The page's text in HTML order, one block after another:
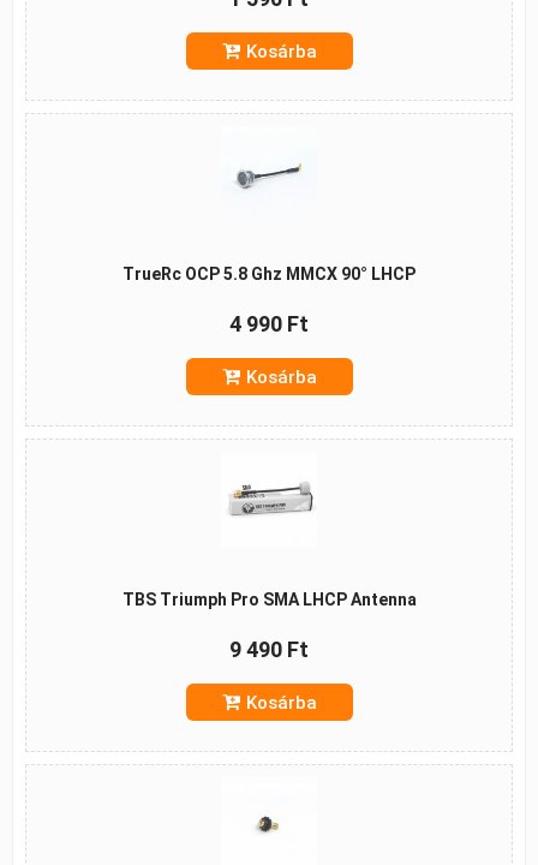
Kosárba
TrueRc OCP 5.8 Ghz MMCX 90° LHCP
4 990 Ft
Kosárba
TBS Triumph Pro SMA LHCP Antenna
9 490 Ft
Kosárba